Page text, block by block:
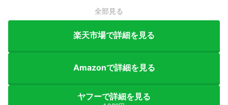
全部見る
楽天市場で詳細を見る
Amazonで詳細を見る
ヤフーで詳細を見る